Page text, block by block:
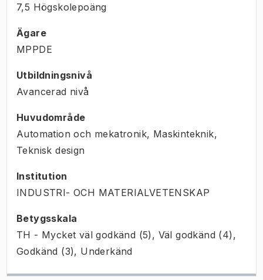
7,5 Högskolepoäng
Ägare
MPPDE
Utbildningsnivå
Avancerad nivå
Huvudområde
Automation och mekatronik, Maskinteknik,
Teknisk design
Institution
INDUSTRI- OCH MATERIALVETENSKAP
Betygsskala
TH - Mycket väl godkänd (5), Väl godkänd (4),
Godkänd (3), Underkänd